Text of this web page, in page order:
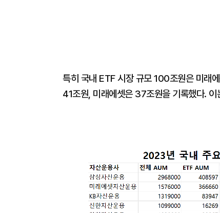
특히 국내 ETF 시장 규모 100조원은 미래
41조원, 미래에셋은 37조원을 기록했다.